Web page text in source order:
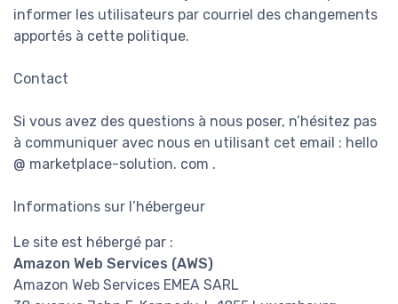
informer les utilisateurs par courriel des changements
apportés à cette politique.
Contact
Si vous avez des questions à nous poser, n’hésitez pas
à communiquer avec nous en utilisant cet email : hello
@ marketplace-solution. com .
Informations sur l’hébergeur
Le site est hébergé par :
Amazon Web Services (AWS)
Amazon Web Services EMEA SARL